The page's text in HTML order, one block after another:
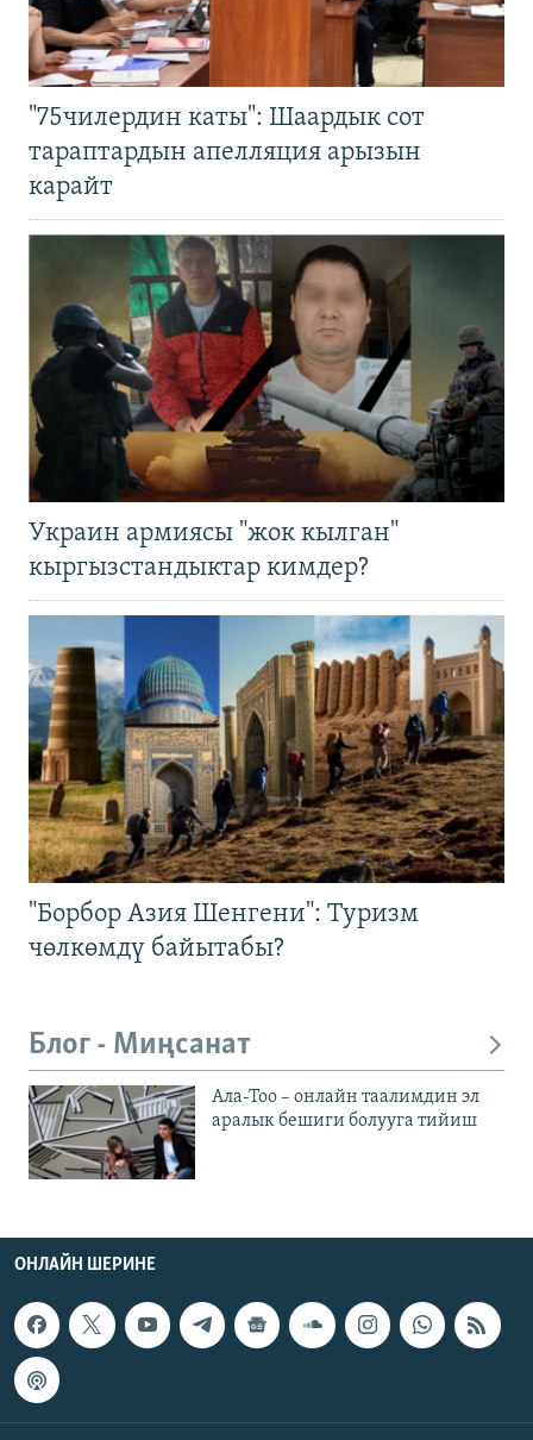
"75чилердин каты": Шаардык сот
тараптардын апелляция арызын
карайт
Украин армиясы "жок кылган"
кыргызстандыктар кимдер?
"Борбор Азия Шенгени": Туризм
чөлкөмдү байытабы?
Блог - Миңсанат
Ала-Тоо – онлайн таалимдин эл
аралык бешиги болууга тийиш
ОНЛАЙН ШЕРИНЕ